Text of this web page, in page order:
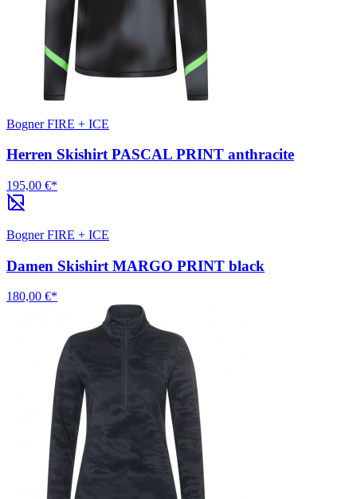
Bogner FIRE + ICE
Herren Skishirt PASCAL PRINT anthracite
195,00 €*
Bogner FIRE + ICE
Damen Skishirt MARGO PRINT black
180,00 €*